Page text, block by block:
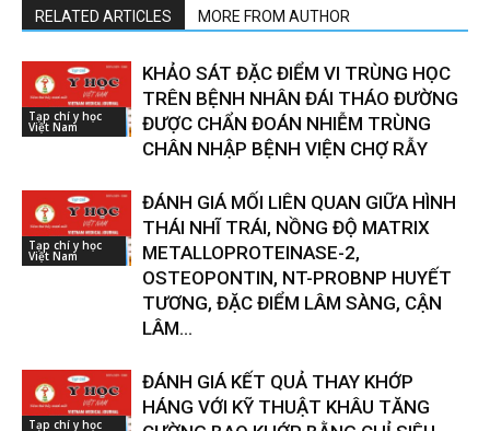
RELATED ARTICLES MORE FROM AUTHOR
Tạp chí y học
Việt Nam
KHẢO SÁT ĐẶC ĐIỂM VI TRÙNG HỌC
TRÊN BỆNH NHÂN ĐÁI THÁO ĐƯỜNG
ĐƯỢC CHẨN ĐOÁN NHIỄM TRÙNG
CHÂN NHẬP BỆNH VIỆN CHỢ RẪY
Tạp chí y học
Việt Nam
ĐÁNH GIÁ MỐI LIÊN QUAN GIỮA HÌNH
THÁI NHĨ TRÁI, NỒNG ĐỘ MATRIX
METALLOPROTEINASE-2,
OSTEOPONTIN, NT-PROBNP HUYẾT
TƯƠNG, ĐẶC ĐIỂM LÂM SÀNG, CẬN
LÂM...
Tạp chí y học
ĐÁNH GIÁ KẾT QUẢ THAY KHỚP
HÁNG VỚI KỸ THUẬT KHÂU TĂNG